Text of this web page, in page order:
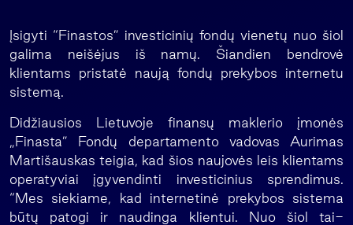
Įsigyti “Finastos” investicinių fondų vienetų nuo šiol
galima neišėjus iš namų. Šiandien bendrovė
klientams pristatė naują fondų prekybos internetu
sistemą.
Didžiausios Lietuvoje finansų maklerio įmonės
„Finasta” Fondų departamento vadovas Aurimas
Martišauskas teigia, kad šios naujovės leis klientams
operatyviai įgyvendinti investicinius sprendimus.
“Mes siekiame, kad internetinė prekybos sistema
būtų patogi ir naudinga klientui. Nuo šiol tai-